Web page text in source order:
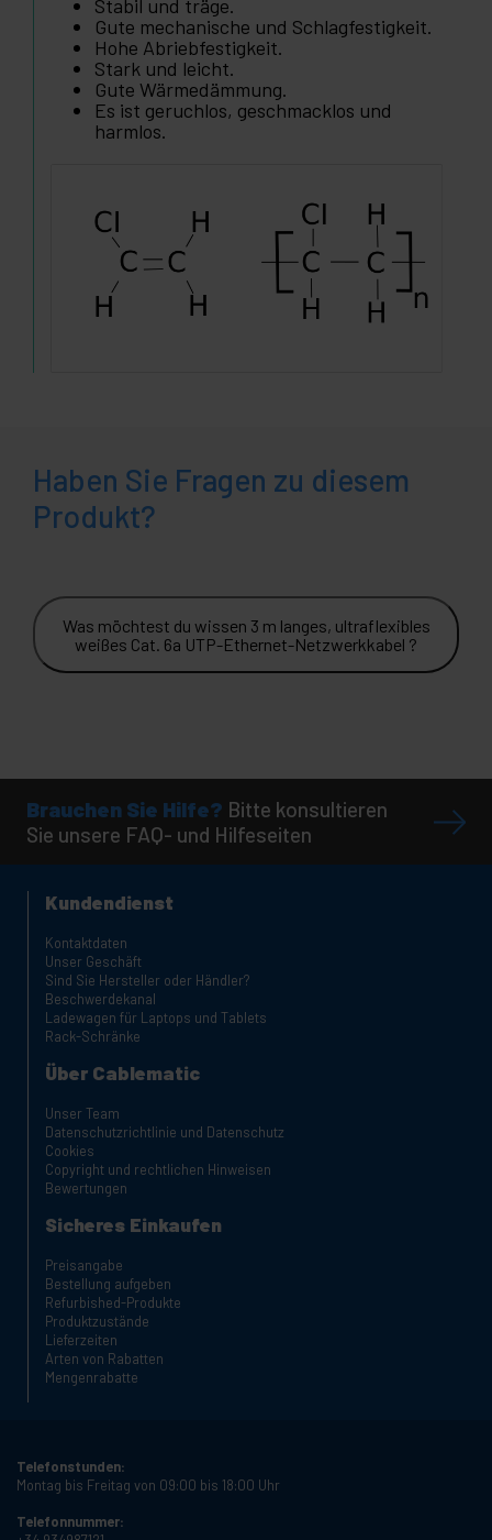
Stabil und träge.
Gute mechanische und Schlagfestigkeit.
Hohe Abriebfestigkeit.
Stark und leicht.
Gute Wärmedämmung.
Es ist geruchlos, geschmacklos und
harmlos.
Haben Sie Fragen zu diesem
Produkt?
Was möchtest du wissen 3 m langes, ultraflexibles
weißes Cat. 6a UTP-Ethernet-Netzwerkkabel ?
Brauchen Sie Hilfe? Bitte konsultieren
Sie unsere FAQ- und Hilfeseiten
Kundendienst
Kontaktdaten
Unser Geschäft
Sind Sie Hersteller oder Händler?
Beschwerdekanal
Ladewagen für Laptops und Tablets
Rack-Schränke
Über Cablematic
Unser Team
Datenschutzrichtlinie und Datenschutz
Cookies
Copyright und rechtlichen Hinweisen
Bewertungen
Sicheres Einkaufen
Preisangabe
Bestellung aufgeben
Refurbished-Produkte
Produktzustände
Lieferzeiten
Arten von Rabatten
Mengenrabatte
Telefonstunden:
Montag bis Freitag von 09:00 bis 18:00 Uhr
Telefonnummer: